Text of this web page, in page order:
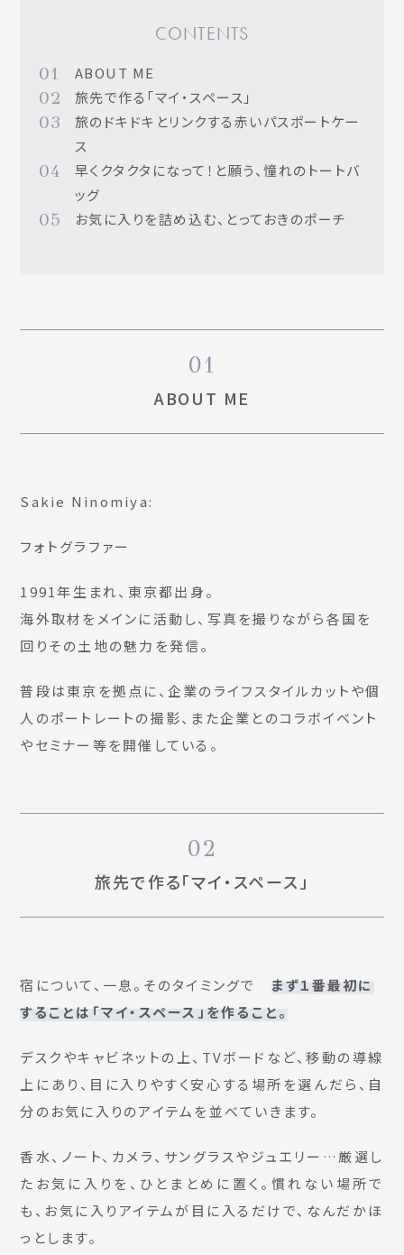
CONTENTS
01 ABOUT ME
02 旅先で作る「マイ・スペース」
03
旅のドキドキとリンクする赤いパスポートケー
ス
04
早くクタクタになって！と願う、憧れのトートバ
ッグ
05 お気に入りを詰め込む、とっておきのポーチ
01
ABOUT ME
Sakie Ninomiya:
フォトグラファー
1991年生まれ、東京都出身。
海外取材をメインに活動し、写真を撮りながら各国を
回りその土地の魅力を発信。
普段は東京を拠点に、企業のライフスタイルカットや個
人のポートレートの撮影、また企業とのコラボイベント
やセミナー等を開催している。
02
旅先で作る「マイ・スペース」
宿について、一息。そのタイミングで まず１番最初に
することは「マイ・スペース」を作ること。
デスクやキャビネットの上、TVボードなど、移動の導線
上にあり、目に入りやすく安心する場所を選んだら、自
分のお気に入りのアイテムを並べていきます。
香水、ノート、カメラ、サングラスやジュエリー…厳選し
たお気に入りを、ひとまとめに置く。慣れない場所で
も、お気に入りアイテムが目に入るだけで、なんだかほ
っとします。